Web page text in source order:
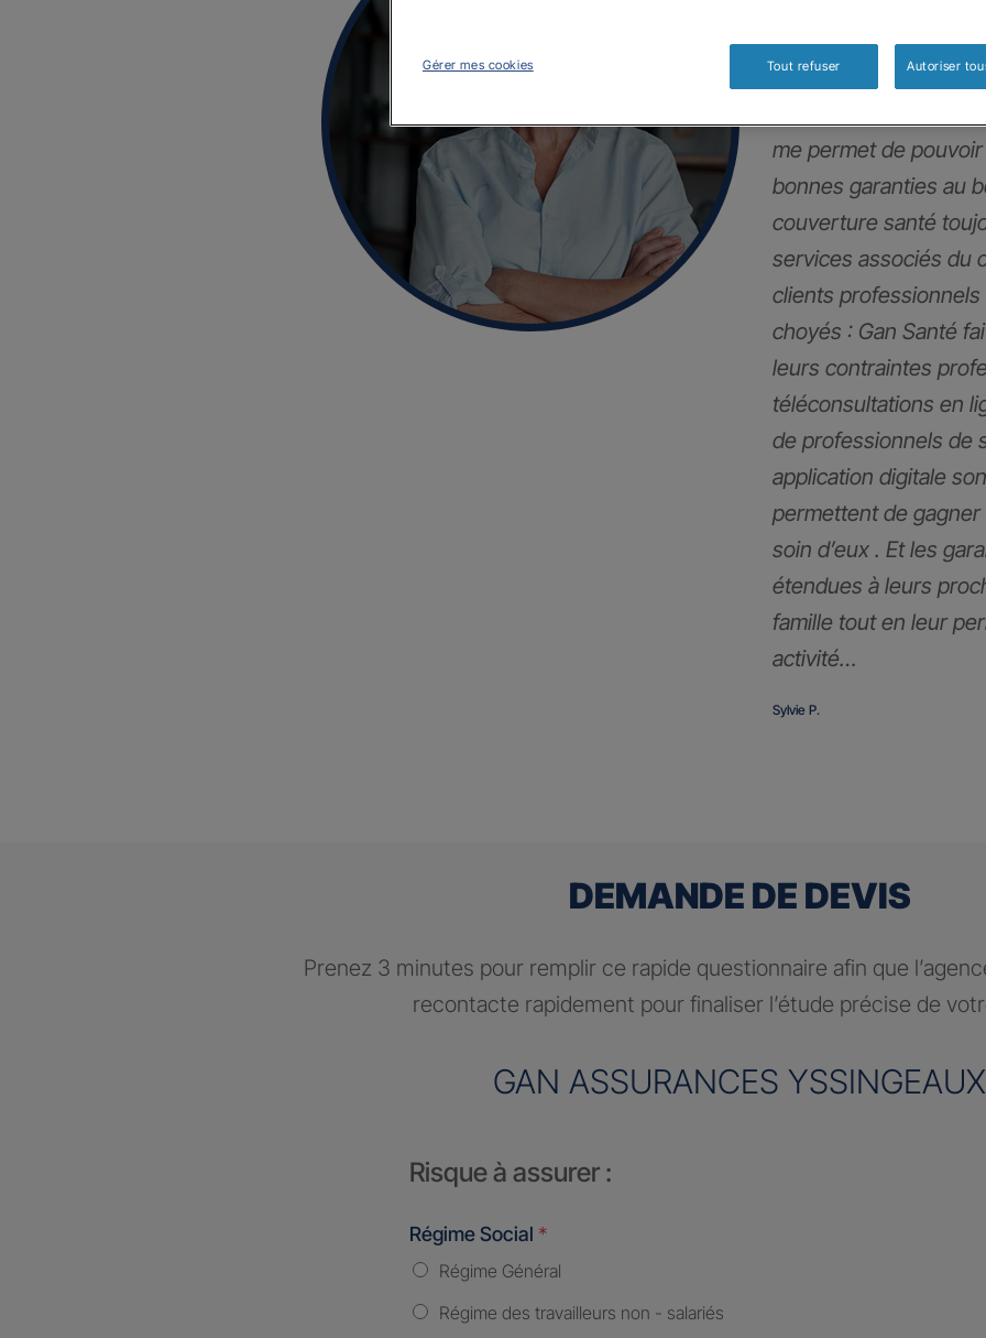
d’expert !
Mes clients et moi
me permet de
bonnes garanties au
couverture santé
services associés du
clients
choyés : Gan Santé
leurs contraintes
téléconsultations en
de professionnels de
application digitale
permettent de
soin d’eux . Et les
étendues à leurs
famille tout en leur
activité…
Sylvie P.
DEMANDE DE DEVIS
Prenez 3 minutes pour remplir ce rapide questionnaire afin que
recontacte rapidement pour finaliser l’étude précise de
GAN ASSURANCES YSSINGEAUX
Risque à assurer :
Régime Social *
Régime Général
Régime des travailleurs non - salariés
Gérer mes cookies Tout refuser Autoriser